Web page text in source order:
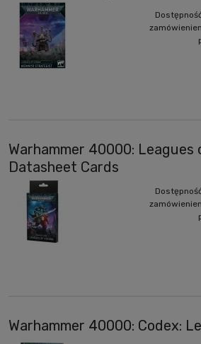
Warhammer 40000: Leagues
Datasheet Cards
Warhammer 40000: Codex: